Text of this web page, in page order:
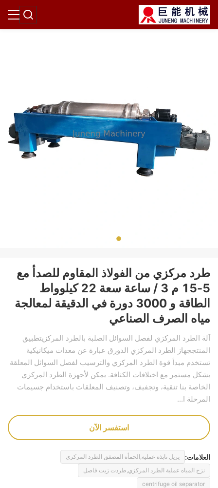
طرد مركزي من الفولاذ المقاوم للصدأ مع
5-15 م 3 / ساعة سعة 22 كيلوواط
الطاقة و 3000 دورة في الدقيقة لمعالجة
مياه الصرف الصناعي
آلة الطرد المركزي لفصل السوائل الصلبة بالطرد المركزيتطبيق
المنتججهاز الطرد المركزي الدورق عبارة عن معدات ميكانيكية
تستخدم مبدأ قوة الطرد المركزي والترسيب لفصل السوائل المعلقة
بشكل مستمر مع اختلافات الكثافة. يمكن لأجهزة الطرد المركزي
الخاصة بنا تنقية، وتجفيف، وتصنيف المعلقات باستخدام جسيمات
المرحلة ا...
استفسر الآن
العلامات:
يزيل نابذة عملية,الحمأة المصفق الطرد المركزي
نزح المياه عملية الطرد المركزي,طردت زيت فاصل
centrifuge oil separator